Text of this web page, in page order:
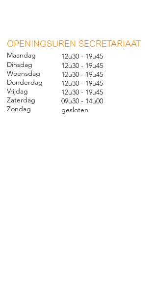
OPENINGSUREN SECRETARIAAT
Maandag
Dinsdag
Woensdag
Donderdag
Vrijdag
Zaterdag
Zondag
12u30 - 19u45
12u30 - 19u45
12u30 - 19u45
12u30 - 19u45
12u30 - 19u45
09u30 - 14u00
gesloten